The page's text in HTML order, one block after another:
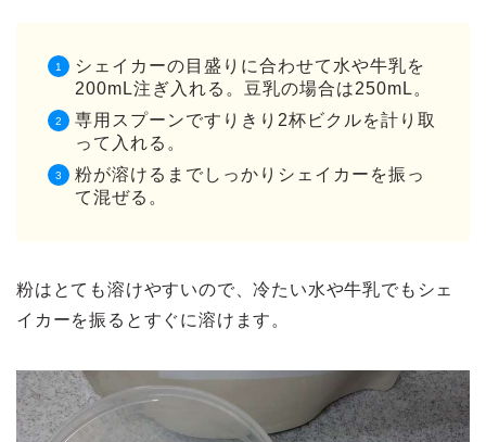
シェイカーの目盛りに合わせて水や牛乳を
200mL注ぎ入れる。豆乳の場合は250mL。
専用スプーンですりきり2杯ビクルを計り取
って入れる。
粉が溶けるまでしっかりシェイカーを振っ
て混ぜる。
粉はとても溶けやすいので、冷たい水や牛乳でもシェ
イカーを振るとすぐに溶けます。